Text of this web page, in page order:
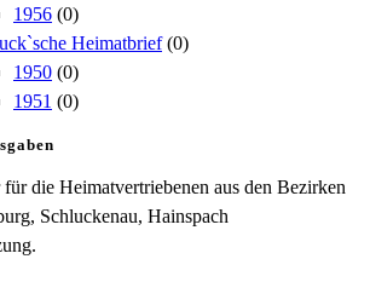
1956 (0)
Heimatbrief (0)
1950 (0)
1951 (0)
die Heimatvertriebenen aus den Bezirken
Schluckenau, Hainspach